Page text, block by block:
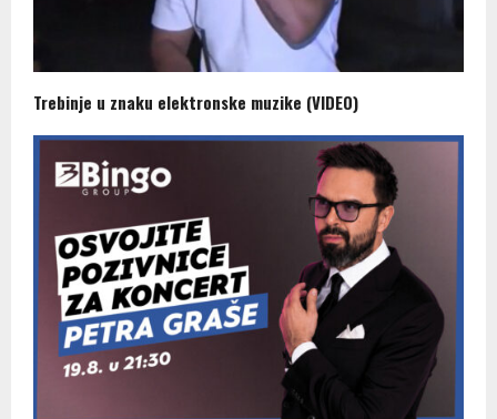
Trebinje u znaku elektronske muzike (VIDEO)